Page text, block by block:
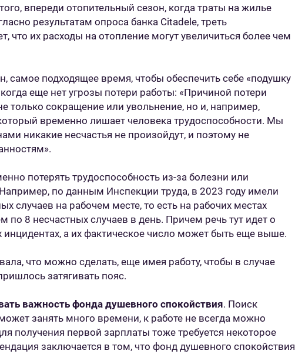
впереди отопительный сезон, когда траты на жилье
результатам опроса банка Citadele, треть
что их расходы на отопление могут увеличиться более чем
самое подходящее время, чтобы обеспечить себе «подушку
еще нет угрозы потери работы: «Причиной потери
только сокращение или увольнение, но и, например,
временно лишает человека трудоспособности. Мы
никакие несчастья не произойдут, и поэтому не
потерять трудоспособность из-за болезни или
Например, по данным Инспекции труда, в 2023 году имели
случаев на рабочем месте, то есть на рабочих местах
по 8 несчастных случаев в день. Причем речь тут идет о
инцидентах, а их фактическое число может быть еще выше.
что можно сделать, еще имея работу, чтобы в случае
затягивать пояс.
важность фонда душевного спокойствия. Поиск
занять много времени, к работе не всегда можно
получения первой зарплаты тоже требуется некоторое
заключается в том, что фонд душевного спокойствия